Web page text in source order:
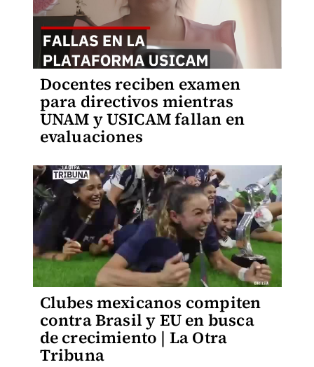
Docentes reciben examen
para directivos mientras
UNAM y USICAM fallan en
evaluaciones
Clubes mexicanos compiten
contra Brasil y EU en busca
de crecimiento | La Otra
Tribuna